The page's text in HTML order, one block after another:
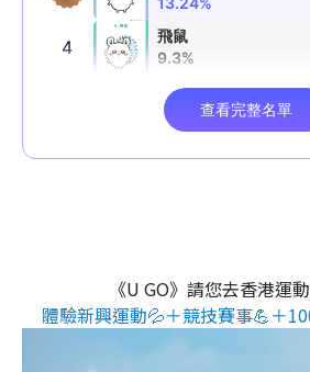
《U GO》請您去香港運
體驗新興運動💦＋競技賽事💪＋